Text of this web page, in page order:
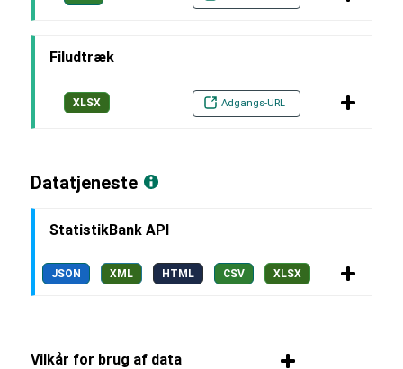
Filudtræk
XLSX Adgangs-URL
Datatjeneste
StatistikBank API
JSON XML HTML CSV XLSX
Vilkår for brug af data